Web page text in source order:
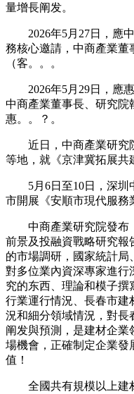
量增長阐发。
2026年5月27日，應中
務核心邀請，中商產業董
（客。。。
2026年5月29日，應惠
中商產業董事長、研究院
惠。。？。
近日，中商產業研究
等地，就《京津冀拓展共
5月6日至10日，深圳
市開展《安順市現代服務
中商產業研究院發布《
前景及投融資戰略研究報
的市場調研，國家統計
對多位業內資深專家進行
究的东西、理論和模子
行業運行情況、長春市建
況和細分領域情況，對長
阐发與預測，是建材企
場機會，正確制定企業發
值！
全國共有規模以上建